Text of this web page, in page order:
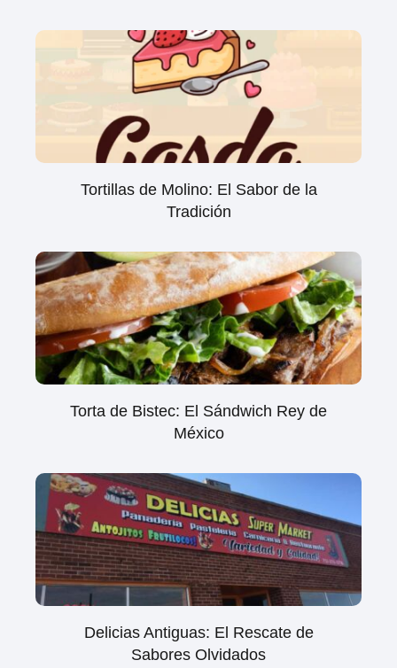
Tortillas de Molino: El Sabor de la
Tradición
Torta de Bistec: El Sándwich Rey de
México
Delicias Antiguas: El Rescate de
Sabores Olvidados